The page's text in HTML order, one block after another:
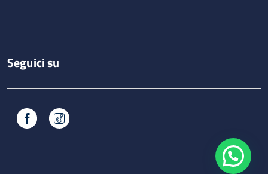
Seguici su
Facebook